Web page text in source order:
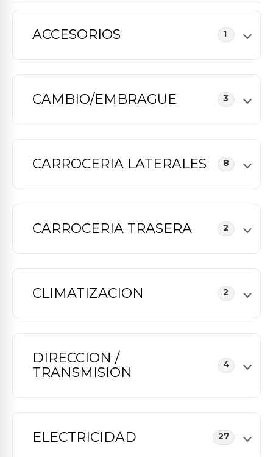
ACCESORIOS 1
CAMBIO/EMBRAGUE 3
CARROCERIA LATERALES 8
CARROCERIA TRASERA 2
CLIMATIZACION 2
DIRECCION /
TRANSMISION
4
ELECTRICIDAD 27